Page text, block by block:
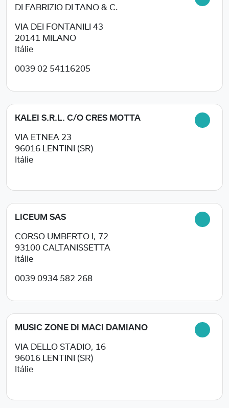
DI FABRIZIO DI TANO & C.
VIA DEI FONTANILI 43
20141
MILANO
Itálie
0039 02 54116205
KALEI S.R.L. C/O CRES MOTTA
VIA ETNEA 23
96016
LENTINI (SR)
Itálie
LICEUM SAS
CORSO UMBERTO I, 72
93100 CALTANISSETTA
Itálie
0039 0934 582 268
MUSIC ZONE DI MACI DAMIANO
VIA DELLO STADIO, 16
96016
LENTINI (SR)
Itálie